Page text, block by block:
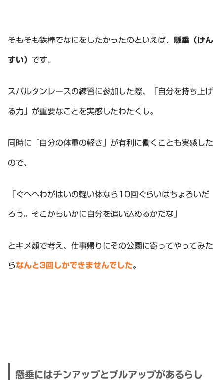
そもそも鉄棒でなにをしたかったのといえば、 懸垂（けん
すい） です。
スパルタンレースの練習に参加した際、「自分を持ち上げ
る力」が重要なことを実感したわたくし。
同時に「自分の体重の軽さ」が有利に働くことも実感した
ので、
「ぐへへわがはいの軽い体なら10回ぐらいはちょろいだ
ろう。そこからいかに自分を追い込めるかだな」
とキメ顔で考え、仕事帰りにその公園に寄ってやってみた
らなんと3回しかできませんでした。
懸垂にはチンアップとプルアップがあるらし